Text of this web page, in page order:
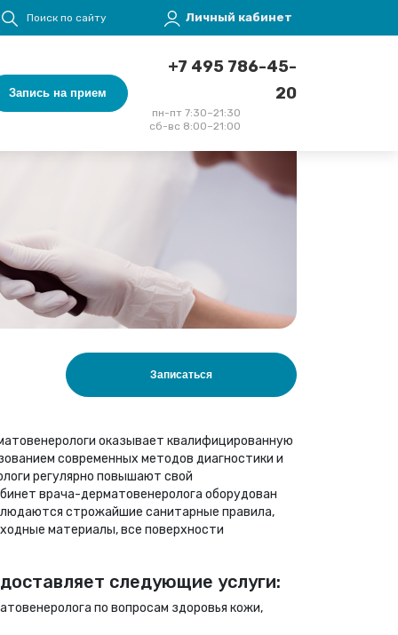
Поиск по сайту
Меню учётной записи пользователя
Личный кабинет
Запись на прием
+7 495 786-45-
20
пн-пт 7:30–21:30
сб-вс 8:00–21:00
Записаться
оказывает квалифицированную
современных методов диагностики и
регулярно повышают свой
врача-дерматовенеролога оборудован
строжайшие санитарные правила,
материалы, все поверхности
следующие услуги:
по вопросам здоровья кожи,